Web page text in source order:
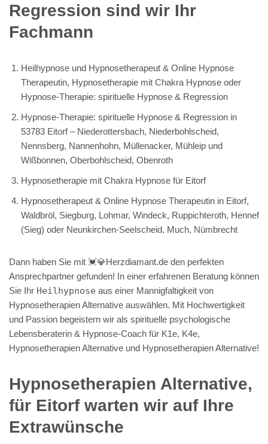
Regression sind wir Ihr
Fachmann
Heilhypnose und Hypnosetherapeut & Online Hypnose
Therapeutin, Hypnosetherapie mit Chakra Hypnose oder
Hypnose-Therapie: spirituelle Hypnose & Regression
Hypnose-Therapie: spirituelle Hypnose & Regression in
53783 Eitorf – Niederottersbach, Niederbohlscheid,
Nennsberg, Nannenhohn, Müllenacker, Mühleip und
Wißbonnen, Oberbohlscheid, Obenroth
Hypnosetherapie mit Chakra Hypnose für Eitorf
Hypnosetherapeut & Online Hypnose Therapeutin in Eitorf,
Waldbröl, Siegburg, Lohmar, Windeck, Ruppichteroth, Hennef
(Sieg) oder Neunkirchen-Seelscheid, Much, Nümbrecht
Dann haben Sie mit 💓️💎Herzdiamant.de den perfekten
Ansprechpartner gefunden! In einer erfahrenen Beratung können
Sie Ihr Heilhypnose aus einer Mannigfaltigkeit von
Hypnosetherapien Alternative auswählen. Mit Hochwertigkeit
und Passion begeistern wir als spirituelle psychologische
Lebensberaterin & Hypnose-Coach für K1e, K4e,
Hypnosetherapien Alternative und Hypnosetherapien Alternative!
Hypnosetherapien Alternative,
für Eitorf warten wir auf Ihre
Extrawünsche